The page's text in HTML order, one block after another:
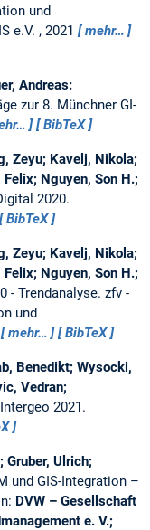
und
e.V. , 2021
mehr…
Andreas:
zur 8. Münchner GI-
BibTeX
Zeyu; Kavelj, Nikola;
Nguyen, Son H.;
2020.
BibTeX
Zeyu; Kavelj, Nikola;
Nguyen, Son H.;
- Trendanalyse. zfv -
und
mehr… BibTeX
Benedikt; Wysocki,
Vedran;
2021.
Gruber, Ulrich;
und GIS-Integration –
DVW – Gesellschaft
e. V.;